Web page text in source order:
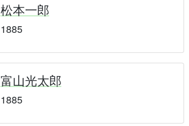
松本一郎
1885
富山光太郎
1885